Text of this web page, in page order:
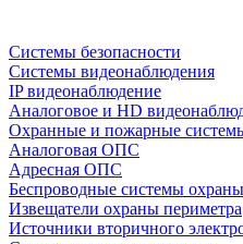
Системы безопасности
Системы видеонаблюдения
IP видеонаблюдение
Аналоговое и HD
Охранные и пожарные
Аналоговая ОПС
Адресная ОПС
Беспроводные системы охраны
Извещатели охраны периметра
Источники вторичного